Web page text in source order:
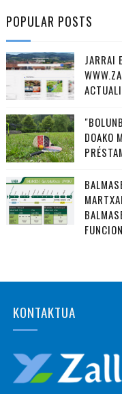
POPULAR POSTS
JARRAI
DOAKO
KONTAKTUA